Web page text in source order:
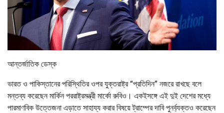
আন্তর্জাতিক ডেস্ক
ভারত ও পাকিস্তানের পরিস্থিতির ওপর যুক্তরাষ্ট্র “প্রতিদিন” নজরে রাখছে বলে
মন্তব্য করেছেন মার্কিন পররাষ্ট্রমন্ত্রী মার্কো রুবিও। একইসঙ্গে এই দুই দেশের মধ্যে
পারমাণবিক উত্তেজনা এড়াতে সাহায্য করার বিষয়ে ট্রাম্পের দাবি পুনর্ব্যক্তও করেছেন